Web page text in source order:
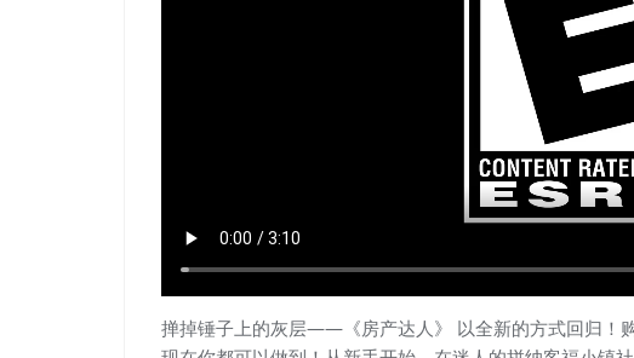
掸掉锤子上的灰层——《房产达人》 以全新的方式回归！